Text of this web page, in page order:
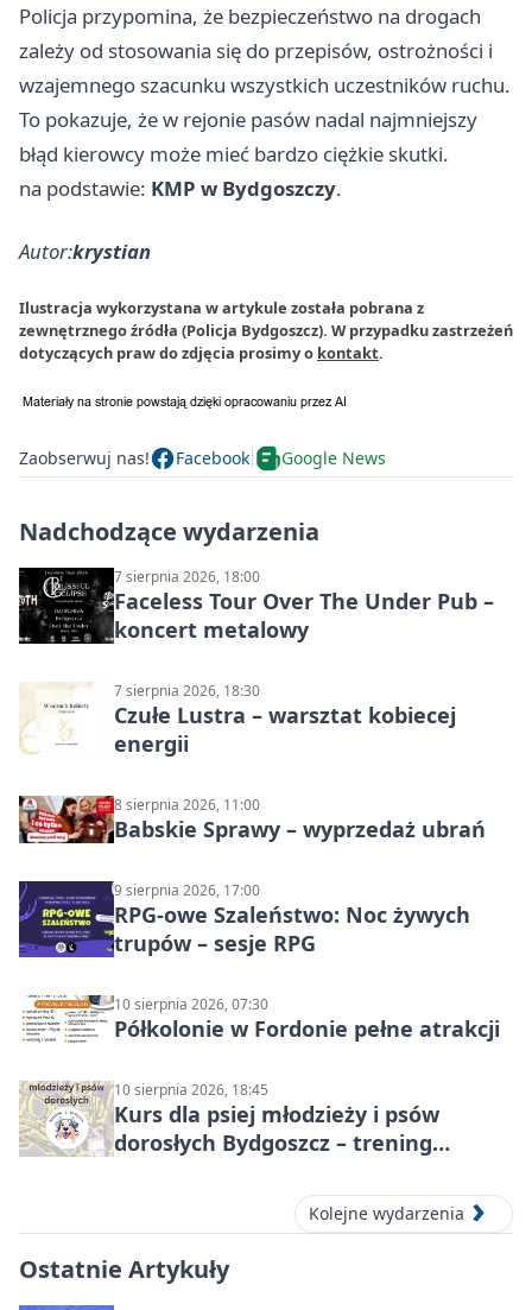
Policja przypomina, że bezpieczeństwo na drogach
zależy od stosowania się do przepisów, ostrożności i
wzajemnego szacunku wszystkich uczestników ruchu.
To pokazuje, że w rejonie pasów nadal najmniejszy
błąd kierowcy może mieć bardzo ciężkie skutki.
na podstawie: KMP w Bydgoszczy.
Autor:krystian
Ilustracja wykorzystana w artykule została pobrana z
zewnętrznego źródła (Policja Bydgoszcz). W przypadku zastrzeżeń
dotyczących praw do zdjęcia prosimy o kontakt.
Zaobserwuj nas! Facebook Google News
Nadchodzące wydarzenia
7 sierpnia 2026, 18:00
Faceless Tour Over The Under Pub –
koncert metalowy
7 sierpnia 2026, 18:30
Czułe Lustra – warsztat kobiecej
energii
8 sierpnia 2026, 11:00
Babskie Sprawy – wyprzedaż ubrań
9 sierpnia 2026, 17:00
RPG-owe Szaleństwo: Noc żywych
trupów – sesje RPG
10 sierpnia 2026, 07:30
Półkolonie w Fordonie pełne atrakcji
10 sierpnia 2026, 18:45
Kurs dla psiej młodzieży i psów
dorosłych Bydgoszcz – trening
Kolejne wydarzenia
Ostatnie Artykuły